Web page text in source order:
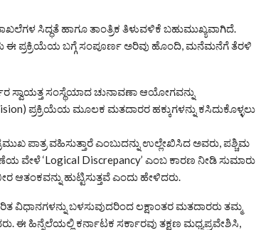
ಸಿದ್ಧತೆ ಹಾಗೂ ತಾಂತ್ರಿಕ ತಿಳುವಳಿಕೆ ಬಹುಮುಖ್ಯವಾಗಿದೆ.
ಈ ಪ್ರಕ್ರಿಯೆಯ ಬಗ್ಗೆ ಸಂಪೂರ್ಣ ಅರಿವು ಹೊಂದಿ, ಮನೆಮನೆಗೆ ತೆರಳಿ
ಸ್ವಾಯತ್ತ ಸಂಸ್ಥೆಯಾದ ಚುನಾವಣಾ ಆಯೋಗವನ್ನು
ಪ್ರಕ್ರಿಯೆಯ ಮೂಲಕ ಮತದಾರರ ಹಕ್ಕುಗಳನ್ನು ಕಸಿದುಕೊಳ್ಳಲು
ಪಾತ್ರ ವಹಿಸುತ್ತಾರೆ ಎಂಬುದನ್ನು ಉಲ್ಲೇಖಿಸಿದ ಅವರು, ಪಶ್ಚಿಮ
ವೇಳೆ ‘Logical Discrepancy’ ಎಂಬ ಕಾರಣ ನೀಡಿ ಸುಮಾರು
ಆತಂಕವನ್ನು ಹುಟ್ಟಿಸುತ್ತವೆ ಎಂದು ಹೇಳಿದರು.
ವಿಧಾನಗಳನ್ನು ಬಳಸುವುದರಿಂದ ಲಕ್ಷಾಂತರ ಮತದಾರರು ತಮ್ಮ
ಹಿನ್ನೆಲೆಯಲ್ಲಿ ಕರ್ನಾಟಕ ಸರ್ಕಾರವು ತಕ್ಷಣ ಮಧ್ಯಪ್ರವೇಶಿಸಿ,